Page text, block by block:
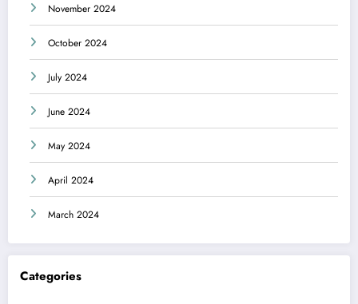
November 2024
October 2024
July 2024
June 2024
May 2024
April 2024
March 2024
Categories